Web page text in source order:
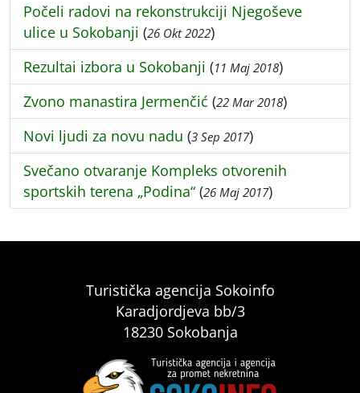
Počeli radovi na rekonstrukciji Njegoševe
ulice u Sokobanji (26 Okt 2022)
Rezultai izbora u Sokobanji (11 Maj 2018)
Zvono manastira Jermenčić (22 Mar 2018)
Novi ljudi za novu nadu (3 Sep 2017)
Svečano otvaranje Kompleks otvorenih
sportskih terena „Podina“ (26 Maj 2017)
Turistička agencija Sokoinfo
Karadjordjeva bb/3
18230 Sokobanja